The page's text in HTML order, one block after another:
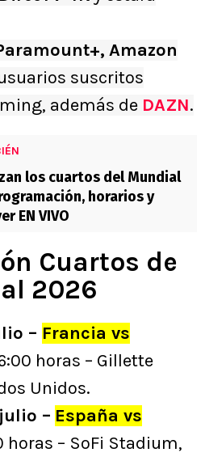
Amazon
suscritos
además de DAZN.
los cuartos del Mundial
horarios y
EN VIVO
Cuartos de
2026
– Francia vs
horas – Gillette
Unidos.
– España vs
horas – SoFi Stadium,